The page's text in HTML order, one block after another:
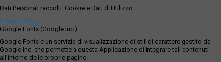
Dati Personali raccolti: Cookie e Dati di Utilizzo.
Privacy Policy
Google Fonts (Google Inc.)
Google Fonts è un servizio di visualizzazione di stili di carattere gestito da
Google Inc. che permette a questa Applicazione di integrare tali contenuti
all'interno delle proprie pagine.